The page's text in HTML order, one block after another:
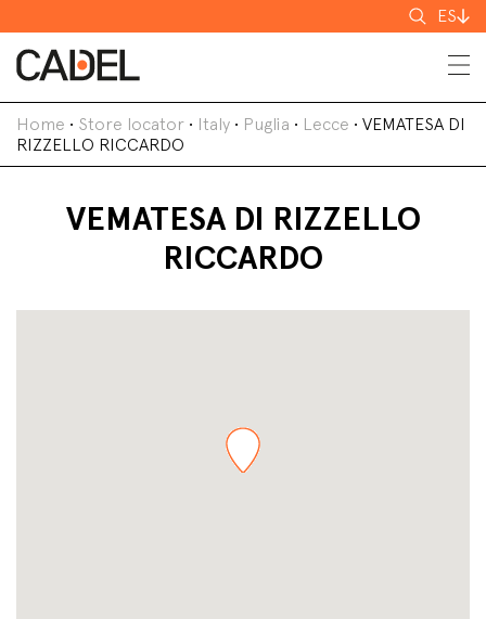
Buscar
ES
Home • Store locator • Italy • Puglia • Lecce • VEMATESA DI
RIZZELLO RICCARDO
VEMATESA DI RIZZELLO
RICCARDO